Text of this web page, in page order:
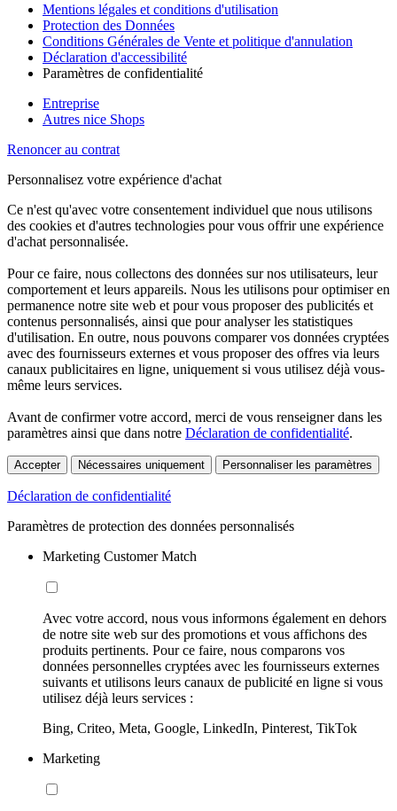
Mentions légales et conditions d'utilisation
Protection des Données
Conditions Générales de Vente et politique d'annulation
Déclaration d'accessibilité
Paramètres de confidentialité
Entreprise
Autres nice Shops
Renoncer au contrat
Personnalisez votre expérience d'achat
Ce n'est qu'avec votre consentement individuel que nous utilisons
des cookies et d'autres technologies pour vous offrir une expérience
d'achat personnalisée.
Pour ce faire, nous collectons des données sur nos utilisateurs, leur
comportement et leurs appareils. Nous les utilisons pour optimiser en
permanence notre site web et pour vous proposer des publicités et
contenus personnalisés, ainsi que pour analyser les statistiques
d'utilisation. En outre, nous pouvons comparer vos données cryptées
avec des fournisseurs externes et vous proposer des offres via leurs
canaux publicitaires en ligne, uniquement si vous utilisez déjà vous-
même leurs services.
Avant de confirmer votre accord, merci de vous renseigner dans les
paramètres ainsi que dans notre Déclaration de confidentialité.
Accepter Nécessaires uniquement Personnaliser les paramètres
Déclaration de confidentialité
Paramètres de protection des données personnalisés
Marketing Customer Match
Avec votre accord, nous vous informons également en dehors
de notre site web sur des promotions et vous affichons des
produits pertinents. Pour ce faire, nous comparons vos
données personnelles cryptées avec les fournisseurs externes
suivants et utilisons leurs canaux de publicité en ligne si vous
utilisez déjà leurs services :
Bing, Criteo, Meta, Google, LinkedIn, Pinterest, TikTok
Marketing